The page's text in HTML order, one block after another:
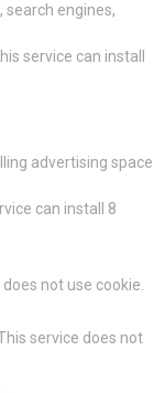
search engines,
service can install
advertising space
can install 8
not use cookie.
service does not